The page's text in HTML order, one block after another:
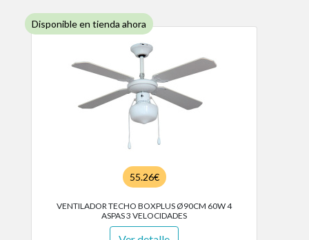
Disponible en tienda ahora
55.26€
VENTILADOR TECHO BOXPLUS Ø90CM 60W 4
ASPAS 3 VELOCIDADES